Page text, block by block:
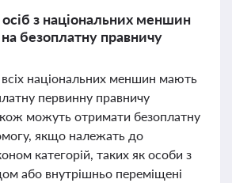
осіб з національних меншин
безоплатну правничу
національних меншин мають
первинну правничу
можуть отримати безоплатну
якщо належать до
категорій, таких як особи з
або внутрішньо переміщені